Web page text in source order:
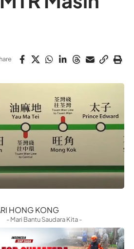
HONG KONG
- Mari Bantu Saudara Kita -